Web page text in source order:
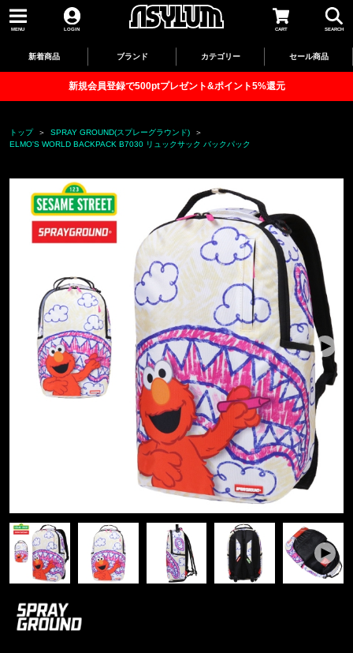
MENU LOGIN CART SEARCH
新着商品 ブランド カテゴリー セール商品
新規会員登録で500ptプレゼント&ポイント5%還元
トップ
SPRAY GROUND(スプレーグラウンド)
ELMO'S WORLD BACKPACK B7030 リュックサック バックパック